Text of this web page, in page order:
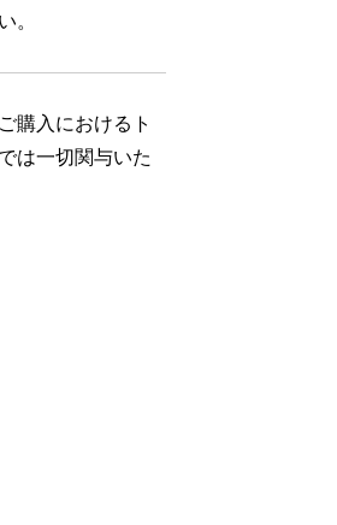
。
購入におけるト
は一切関与いた